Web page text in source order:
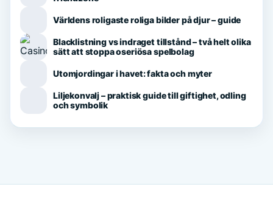
Världens roligaste roliga bilder på djur – guide
Blacklistning vs indraget tillstånd – två helt olika
sätt att stoppa oseriösa spelbolag
Utomjordingar i havet: fakta och myter
Liljekonvalj – praktisk guide till giftighet, odling
och symbolik